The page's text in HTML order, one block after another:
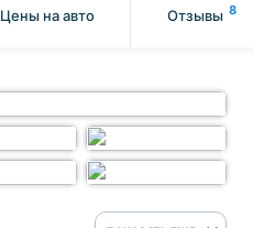
Цены на авто Отзывы 8